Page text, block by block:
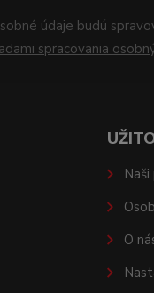
údaje budú
spracovania
O